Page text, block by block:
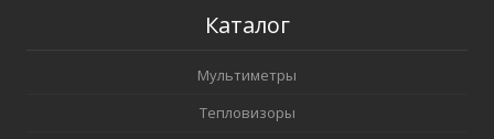
Каталог
Мультиметры
Тепловизоры